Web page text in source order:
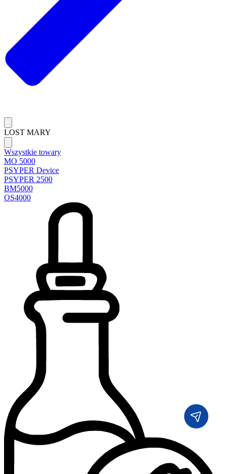
LOST MARY
Wszystkie towary
MO 5000
PSYPER Device
PSYPER 2500
BM5000
OS4000